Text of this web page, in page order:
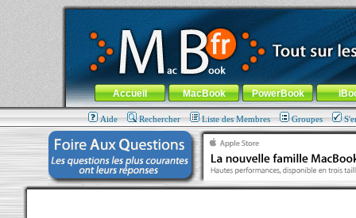
MacBook-fr.com : 100% Apple... 100% nomade !
Aller au contenu-Aller au menu général-Aller au menu de
Menu général
Accueil MacBook PowerBook
Aide Rechercher Liste des Membres Groupes